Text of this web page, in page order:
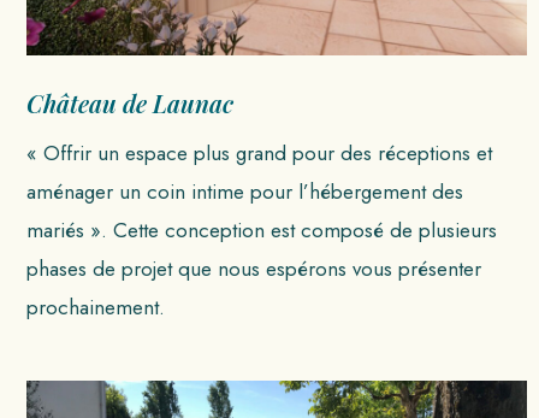
Château de Launac
« Offrir un espace plus grand pour des réceptions et
aménager un coin intime pour l’hébergement des
mariés ». Cette conception est composé de plusieurs
phases de projet que nous espérons vous présenter
prochainement.